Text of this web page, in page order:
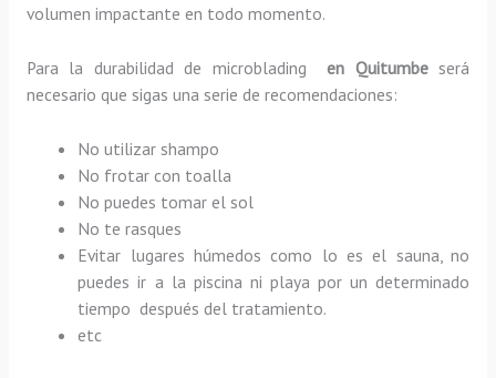
volumen impactante en todo momento.
Para la durabilidad de microblading en Quitumbe será
necesario que sigas una serie de recomendaciones:
No utilizar shampo
No frotar con toalla
No puedes tomar el sol
No te rasques
Evitar lugares húmedos como lo es el sauna, no
puedes ir a la piscina ni playa por un determinado
tiempo después del tratamiento.
etc